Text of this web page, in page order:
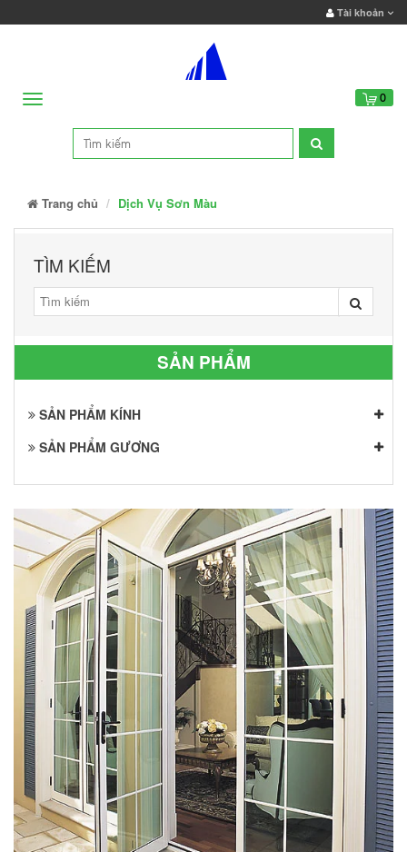
Tài khoản
Menu 0
Trang chủ Dịch Vụ Sơn Màu
TÌM KIẾM
SẢN PHẨM
SẢN PHẨM KÍNH
SẢN PHẨM GƯƠNG